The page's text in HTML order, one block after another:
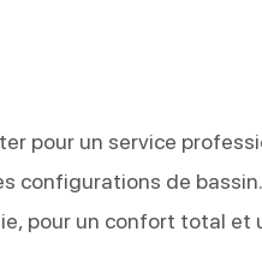
pour un service
configurations de
pour un confort total et